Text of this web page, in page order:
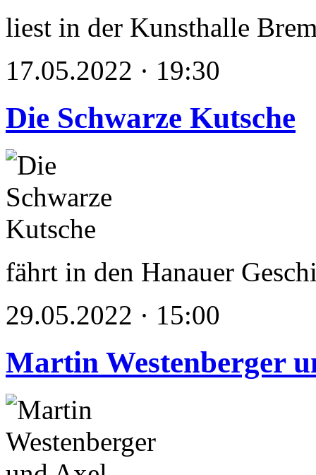
liest in der Kunsthalle
17.05.2022 · 19:30
Die Schwarze Kutsche
fährt in den Hanauer
29.05.2022 · 15:00
Martin Westenberger